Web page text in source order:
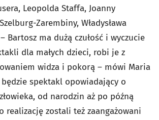
Leopolda Staffa, Joanny
Zarembiny, Władysława
Bartosz ma dużą czułość i wyczucie
dla małych dzieci, robi je z
widza i pokorą – mówi Maria
będzie spektakl opowiadający o
od narodzin aż po późną
realizację zostali też zaangażowani